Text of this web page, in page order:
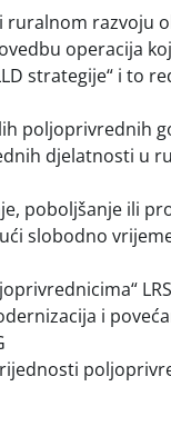
ruralnom razvoju
operacija
strategije“ i to
poljoprivrednih
djelatnosti u
poboljšanje ili
slobodno
i